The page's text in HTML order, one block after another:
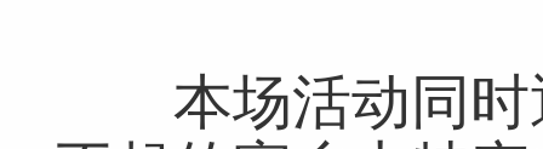
本场活动同时